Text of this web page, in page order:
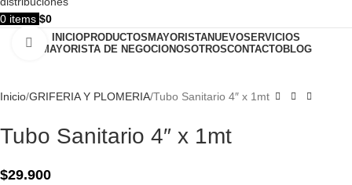
0 items $0
INICIOPRODUCTOS MAYORISTANUEVOSERVICIOS
MAYORISTA DE NEGOCIONOSOTROSCONTACTOBLOG
Click to enlarge
Inicio GRIFERIA Y PLOMERIA Tubo Sanitario 4″ x 1mt
Tubo Sanitario 4″ x 1mt
$29.900